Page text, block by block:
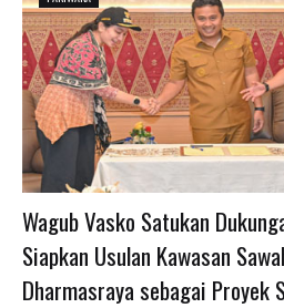
Wagub Vasko Satukan
Siapkan Usulan Kawasan
Dharmasraya sebagai Proyek